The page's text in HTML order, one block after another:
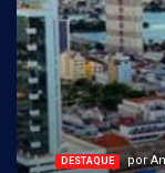
DESTAQUE por